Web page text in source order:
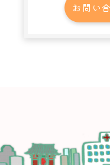
お問い